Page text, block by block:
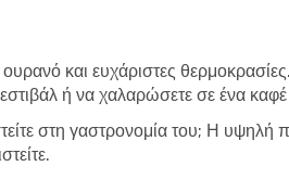
και ευχάριστες θερμοκρασίες.
ή να χαλαρώσετε σε ένα
στη γαστρονομία του; Η υψηλή